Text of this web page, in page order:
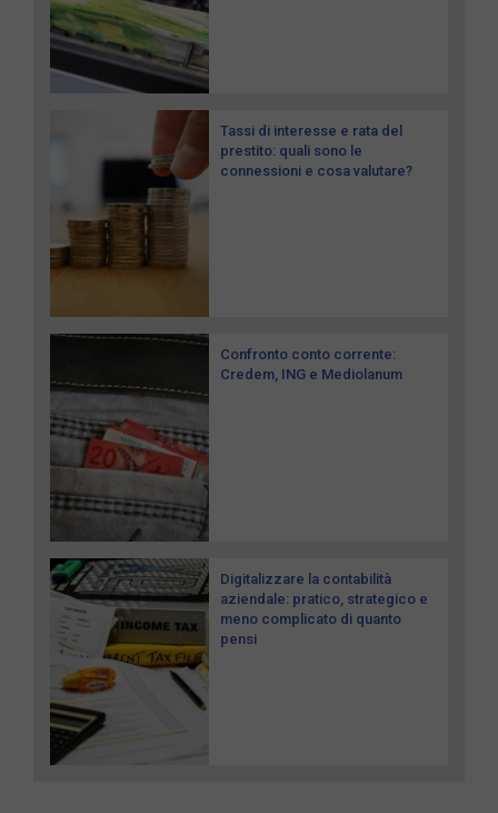
Tassi di interesse e rata del
prestito: quali sono le
connessioni e cosa valutare?
Confronto conto corrente:
Credem, ING e Mediolanum
Digitalizzare la contabilità
aziendale: pratico, strategico e
meno complicato di quanto
pensi